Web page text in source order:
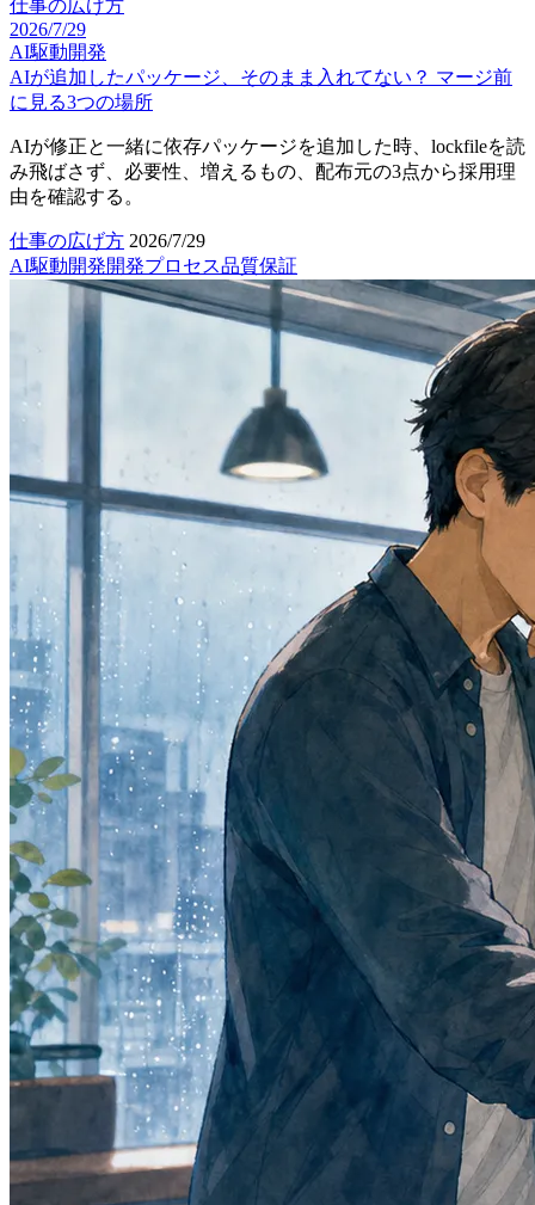
仕事の広げ方
2026/7/29
AI駆動開発
AIが追加したパッケージ、そのまま入れてない？ マージ前
に見る3つの場所
AIが修正と一緒に依存パッケージを追加した時、lockfileを読
み飛ばさず、必要性、増えるもの、配布元の3点から採用理
由を確認する。
仕事の広げ方 2026/7/29
AI駆動開発開発プロセス品質保証